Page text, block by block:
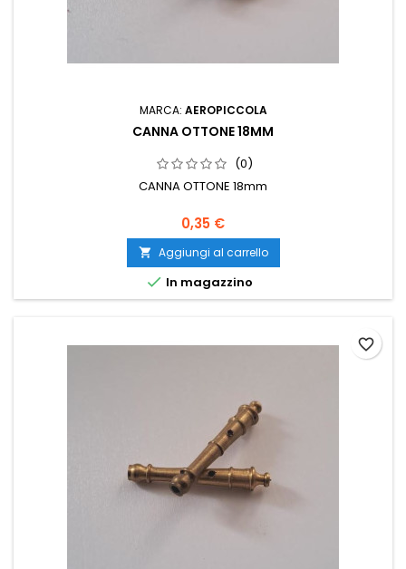
MARCA: AEROPICCOLA
CANNA OTTONE 18MM
(0)
CANNA OTTONE 18mm
0,35 €
 Aggiungi al carrello
 In magazzino
favorite_border